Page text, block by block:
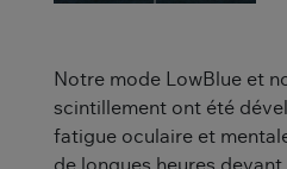
Notre mode LowBlue et
scintillement ont été
fatigue oculaire et